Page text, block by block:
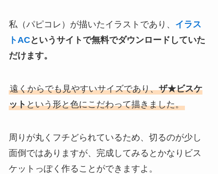
私（パピコレ）が描いたイラストであり、 イラス
トACというサイトで無料でダウンロードしていた
だけます。
遠くからでも見やすいサイズであり、ザ★ビスケ
ットという形と色にこだわって描きました。
周りが丸くフチどられているため、切るのが少し
面倒ではありますが、完成してみるとかなりビス
ケットっぽく作ることができますよ。